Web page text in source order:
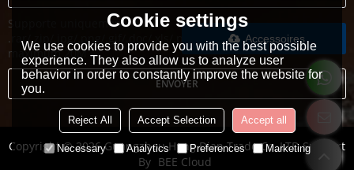
Supporte uniquement
.rar/.zip/.jpg/.png/.gif/.doc/.xls/.pdf,
maximum 20M
Accessoires
ENVOYER
Copyright © 2026Guangzhou Heng Dian Trade Co.,LTDSupport
By BEE Cloud
Cookie settings
We use cookies to provide you with the best possible
experience. They also allow us to analyze user
behavior in order to constantly improve the website for
you.
Reject All Accept Selection Accept all
Necessary Analytics Preferences Marketing